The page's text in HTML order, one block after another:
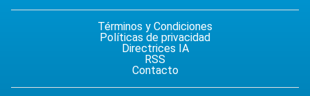
Términos y Condiciones
Políticas de privacidad
Directrices IA
RSS
Contacto